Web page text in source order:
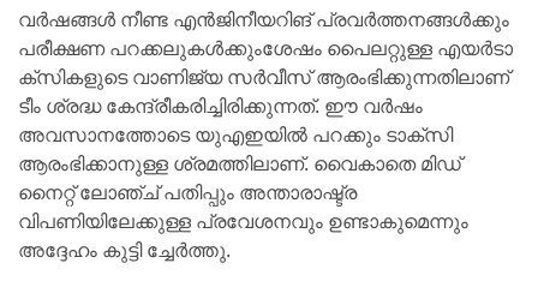
വർഷങ്ങൾ നീണ്ട എൻജിനീയറിങ് പ്രവർത്തനങ്ങൾക്കും
പരീക്ഷണ പറക്കലുകൾക്കുംശേഷം പൈലറ്റുള്ള എയർടാ
ക്സികളുടെ വാണിജ്യ സർവീസ് ആരംഭിക്കുന്നതിലാണ്
ടീം ശ്രദ്ധ കേന്ദ്രീകരിച്ചിരിക്കുന്നത്. ഈ വർഷം
അവസാനത്തോടെ യുഎഇയിൽ പറക്കും ടാക്‌സി
ആരംഭിക്കാനുള്ള ശ്രമത്തിലാണ്. വൈകാതെ മിഡ്
നൈറ്റ് ലോഞ്ച് പതിപ്പും അന്താരാഷ്ട്ര
വിപണിയിലേക്കുള്ള പ്രവേശനവും ഉണ്ടാകുമെന്നും
അദ്ദേഹം കുട്ടി ച്ചേർത്തു.